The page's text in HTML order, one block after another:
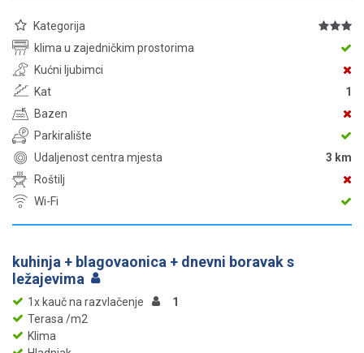
Kategorija
klima u zajedničkim prostorima
Kućni ljubimci
Kat
1
Bazen
Parkiralište
Udaljenost centra mjesta
3 km
Roštilj
Wi-Fi
kuhinja + blagovaonica + dnevni boravak s
ležajevima
1x kauč na razvlačenje
1
Terasa /m2
Klima